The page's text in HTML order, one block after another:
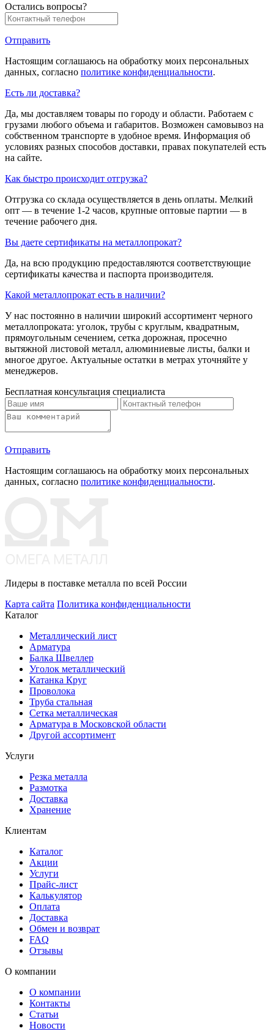
Остались вопросы?
Отправить
Настоящим соглашаюсь на обработку моих персональных
данных, согласно политике конфиденциальности.
Есть ли доставка?
Да, мы доставляем товары по городу и области. Работаем с
грузами любого объема и габаритов. Возможен самовывоз на
собственном транспорте в удобное время. Информация об
условиях разных способов доставки, правах покупателей есть
на сайте.
Как быстро происходит отгрузка?
Отгрузка со склада осуществляется в день оплаты. Мелкий
опт — в течение 1-2 часов, крупные оптовые партии — в
течение рабочего дня.
Вы даете сертификаты на металлопрокат?
Да, на всю продукцию предоставляются соответствующие
сертификаты качества и паспорта производителя.
Какой металлопрокат есть в наличии?
У нас постоянно в наличии широкий ассортимент черного
металлопроката: уголок, трубы с круглым, квадратным,
прямоугольным сечением, сетка дорожная, просечно
вытяжной листовой металл, алюминиевые листы, балки и
многое другое. Актуальные остатки в метрах уточняйте у
менеджеров.
Бесплатная консультация специалиста
Отправить
Настоящим соглашаюсь на обработку моих персональных
данных, согласно политике конфиденциальности.
Лидеры в поставке металла по всей России
Карта сайта Политика конфиденциальности
Каталог
Металлический лист
Арматура
Балка Швеллер
Уголок металлический
Катанка Круг
Проволока
Труба стальная
Сетка металлическая
Арматура в Московской области
Другой ассортимент
Услуги
Резка металла
Размотка
Доставка
Хранение
Клиентам
Каталог
Акции
Услуги
Прайс-лист
Калькулятор
Оплата
Доставка
Обмен и возврат
FAQ
Отзывы
О компании
О компании
Контакты
Статьи
Новости